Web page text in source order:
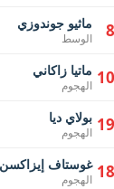
8 ماثيو جوندوزي
الوسط
10 ماتيا زاكاني
الهجوم
19 بولاي ديا
الهجوم
18 غوستاف إيزاكسن
الهجوم